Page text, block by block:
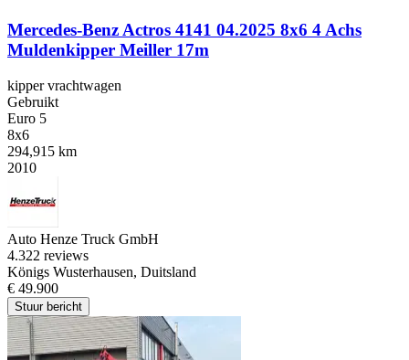
Mercedes-Benz Actros 4141 04.2025 8x6 4 Achs
Muldenkipper Meiller 17m
kipper vrachtwagen
Gebruikt
Euro 5
8x6
294,915 km
2010
Auto Henze Truck GmbH
4.322 reviews
Königs Wusterhausen, Duitsland
€ 49.900
Stuur bericht